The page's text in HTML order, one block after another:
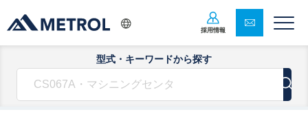
採用情報
型式・キーワードから探す